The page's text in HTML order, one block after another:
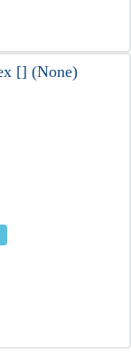
[] (None)